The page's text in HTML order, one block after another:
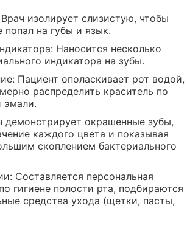
изолирует слизистую, чтобы
попал на губы и язык.
Наносится несколько
индикатора на зубы.
Пациент ополаскивает рот водой,
распределить краситель по
эмали.
демонстрирует окрашенные зубы,
каждого цвета и показывая
скоплением бактериального
Составляется персональная
гигиене полости рта, подбираются
средства ухода (щетки, пасты,